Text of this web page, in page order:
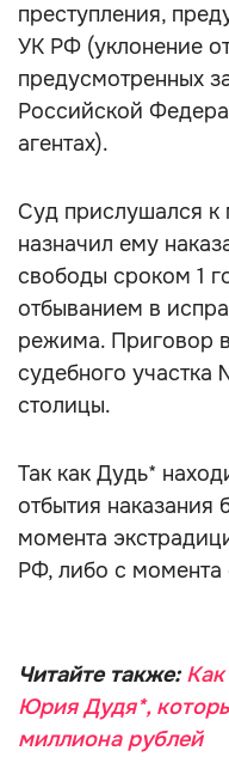
преступления,
УК РФ (уклонение
предусмотренных
Российской
агентах).
Суд прислушался
назначил ему
свободы сроком 1
отбыванием в
режима. Приговор
судебного
столицы.
Так как Дудь*
отбытия наказания
момента
РФ, либо с момента
Читайте также:
Юрия Дудя*,
миллиона рублей